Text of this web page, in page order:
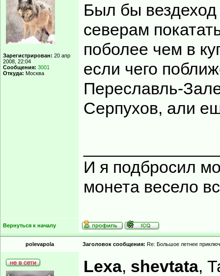
Зарегистрирован: 20 апр
2008, 22:04
Сообщения: 3001
Откуда: Москва
Был бы
северам
поболее чем в
если чего
Переславль-
Серпухов, али
И я подбросил
монета весело
Вернуться к началу
polevapola Заголовок сообщения: Re: Большое летнее
Lexa, shevtata,